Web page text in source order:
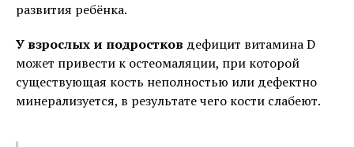
развития ребёнка.
У взрослых и подростков дефицит витамина D
может привести к остеомаляции, при которой
существующая кость неполностью или дефектно
минерализуется, в результате чего кости слабеют.